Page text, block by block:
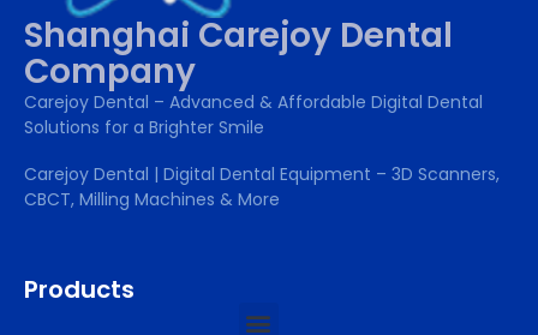
Shanghai Carejoy Dental
Company
Carejoy Dental – Advanced & Affordable Digital Dental
Solutions for a Brighter Smile
Carejoy Dental | Digital Dental Equipment – 3D Scanners,
CBCT, Milling Machines & More
Products